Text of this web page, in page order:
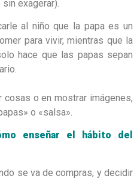
exagerar).
al niño que la papa es un
para vivir, mientras que la
hace que las papas sepan
cosas o en mostrar imágenes,
o «salsa».
enseñar el hábito del
se va de compras, y decidir